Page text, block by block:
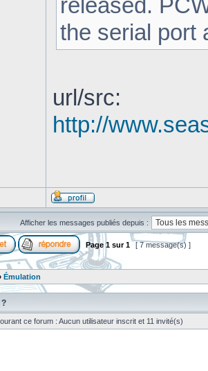
released.
the serial port
url/src:
http://
Afficher les messages publiés depuis :
Page 1 sur1 [ 7 message(s) ]
Émulation
?
ce forum : Aucun utilisateur inscrit et 11 invité(s)